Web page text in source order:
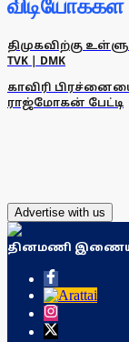
விடியோக்கள்
திமுகவிற்கு
TVK | DMK
காவிரி
ராஜ்மோகன் பேட்டி
Advertise with us
தினமணி